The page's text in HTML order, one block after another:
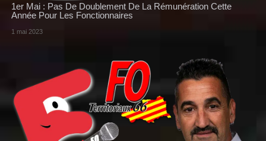
1er Mai : Pas De Doublement De La Rémunération Cette
Année Pour Les Fonctionnaires
1 mai 2023